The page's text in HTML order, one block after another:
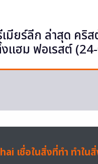
มียร์ลีก ล่าสุด คริส
แฮม ฟอเรสต์
เชื่อในสิ่งที่ทำ ทำใน